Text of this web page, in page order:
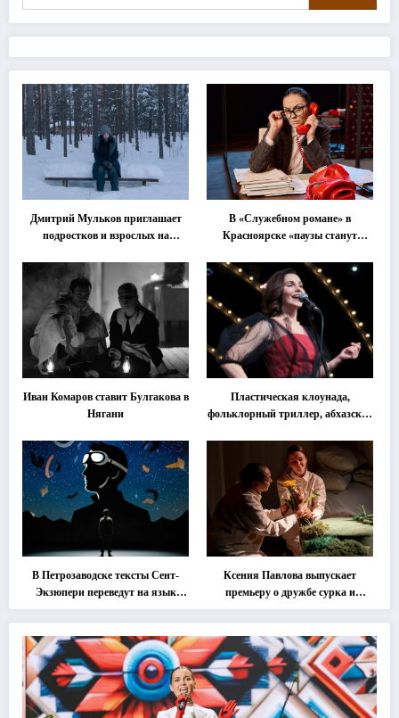
Дмитрий Мульков приглашает
подростков и взрослых на
В «Служебном романе» в
Красноярске «паузы станут
Иван Комаров ставит Булгакова в
Нягани
Пластическая клоунада,
фольклорный триллер, абхазская
втором этапе фестиваля
«Монокль»
В Петрозаводске тексты Сент-
Экзюпери переведут на язык
современной хореографии
Ксения Павлова выпускает
премьеру о дружбе сурка и
одуванчика